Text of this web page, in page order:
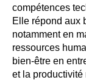
compétences
Elle répond aux
notamment en
ressources
bien-être en
et la productivité